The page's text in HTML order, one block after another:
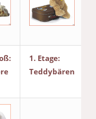
1. Etage:
Teddybären